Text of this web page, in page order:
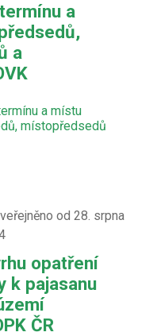
a
a
a místu
místopředsedů
od 28. srpna
opatření
k pajasanu
ČR